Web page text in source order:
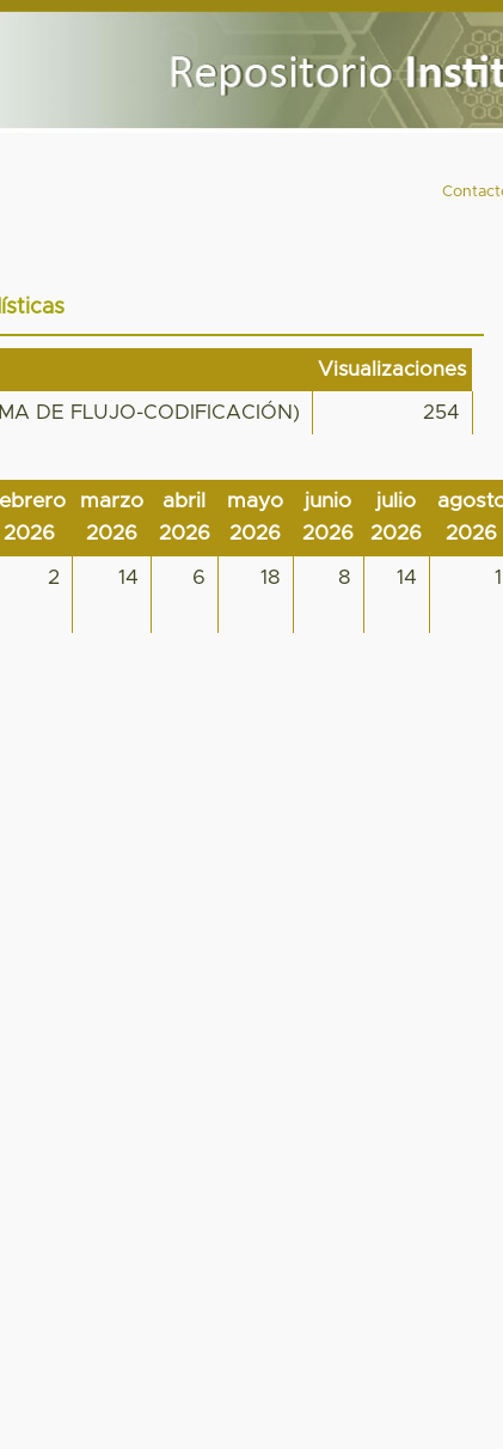
Visualizaciones
DE FLUJO-CODIFICACIÓN) 254
2026
marzo
2026
abril
2026
mayo
2026
junio
2026
julio
2026
2026
2 14 6 18 8 14 1